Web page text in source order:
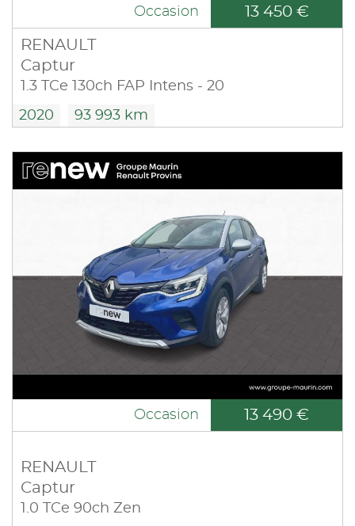
Occasion 13 450 €
RENAULT
Captur
1.3 TCe 130ch FAP Intens - 20
2020 93 993 km
Occasion 13 490 €
RENAULT
Captur
1.0 TCe 90ch Zen